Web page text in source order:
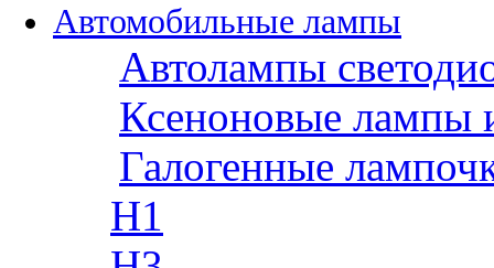
Автомобильные лампы
Автолампы
Ксеноновые лампы
Галогенные
H1